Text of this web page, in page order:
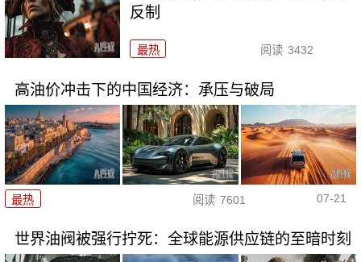
反制
最热 阅读 3432
高油价冲击下的中国经济：承压与破局
最热 阅读 7601 07-21
世界油阀被强行拧死：全球能源供应链的至暗时刻